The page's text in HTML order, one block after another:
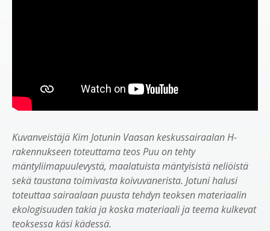
Kuvanveistäjä Kim Jotunin Vaasan keskussairaalan H-
rakennukseen toteuttama teos Puu on tehty
mäntyliimapuulevystä, maalatuista mäntyisistä neliöistä
sekä taustana toimivasta koivuvanerista. Jotuni halusi
toteuttaa sairaalaan puusta tehdyn teoksen materiaalin
ekologisuuden takia ja koska materiaali ja teema kulkevat
teoksessa käsi kädessä.